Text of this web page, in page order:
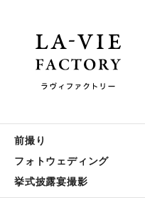
前撮り
フォトウェディング
挙式披露宴撮影